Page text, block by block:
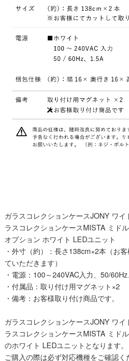
ガラスコレクションケースJONY ワ
ラスコレクションケースMISTA ミド
オプション ホワイト LEDユニット
・外寸（約）：長さ138cm×2本（お
ていただきます）
・電源：100～240VAC入力、50/
・付属品：取り付け用マグネット×2
・備考：お客様取り付け商品です。
ガラスコレクションケースJONY ワ
ラスコレクションケースMISTA ミド
のホワイト LEDユニットとなります。
ご購入の際は必ず対応機種をご確認く